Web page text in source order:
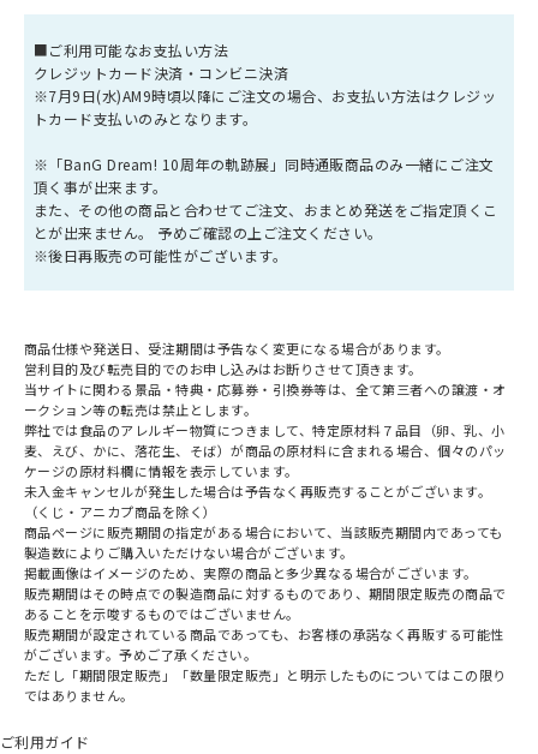
■ご利用可能なお支払い方法
クレジットカード決済・コンビニ決済
※7月9日(水)AM9時頃以降にご注文の場合、お支払い方法はクレジッ
トカード支払いのみとなります。
※「BanG Dream! 10周年の軌跡展」同時通販商品のみ一緒にご注文
頂く事が出来ます。
また、その他の商品と合わせてご注文、おまとめ発送をご指定頂くこ
とが出来ません。 予めご確認の上ご注文ください。
※後日再販売の可能性がございます。
商品仕様や発送日、受注期間は予告なく変更になる場合があります。
営利目的及び転売目的でのお申し込みはお断りさせて頂きます。
当サイトに関わる景品・特典・応募券・引換券等は、全て第三者への譲渡・オ
ークション等の転売は禁止とします。
弊社では食品のアレルギー物質につきまして、特定原材料７品目（卵、乳、小
麦、えび、かに、落花生、そば）が商品の原材料に含まれる場合、個々のパッ
ケージの原材料欄に情報を表示しています。
未入金キャンセルが発生した場合は予告なく再販売することがございます。
（くじ・アニカプ商品を除く）
商品ページに販売期間の指定がある場合において、当該販売期間内であっても
製造数によりご購入いただけない場合がございます。
掲載画像はイメージのため、実際の商品と多少異なる場合がございます。
販売期間はその時点での製造商品に対するものであり、期間限定販売の商品で
あることを示唆するものではございません。
販売期間が設定されている商品であっても、お客様の承諾なく再販する可能性
がございます。予めご了承ください。
ただし「期間限定販売」「数量限定販売」と明示したものについてはこの限り
ではありません。
ご利用ガイド